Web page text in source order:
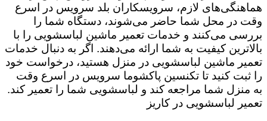
هماهنگی‌های لازم، سرویسکاران بلد سرویس در اسرع
وقت در محل شما حاضر می‌شوند، دستگاه شما را
بررسی می‌کنند و خدمات تعمیر ماشین لباسشویی را با
بالاترین کیفیت به شما ارائه می‌دهند. اگر به دنبال خدمات
تعمیر ماشین لباسشویی در منزل هستید، درخواست خود
را ثبت کنید تا تکنسین پاکشوما سرویس در اسرع وقت
به منزل شما مراجعه کند و لباسشویی شما را تعمیر کند.
تعمیر لباسشویی در کاریز